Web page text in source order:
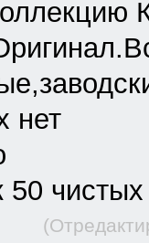
нет
50 чистых